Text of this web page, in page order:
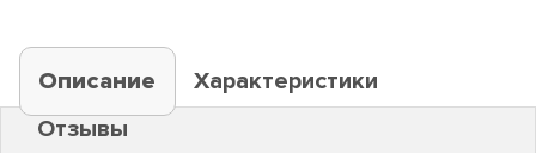
Описание
Характеристики
Отзывы